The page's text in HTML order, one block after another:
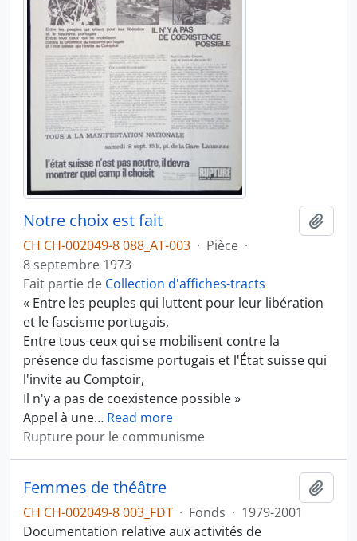
Notre choix est fait
CH CH-002049-8 088_AT-003 · Pièce ·
8 septembre 1973
Fait partie de Collection d'affiches-tracts
« Entre les peuples qui luttent pour leur libération
et le fascisme portugais,
Entre tous ceux qui se mobilisent contre la
présence du fascisme portugais et l'État suisse qui
l'invite au Comptoir,
Il n'y a pas de coexistence possible »
Appel à une… Read more
Rupture pour le communisme
Femmes de théâtre
CH CH-002049-8 003_FDT · Fonds · 1979-2001
Documentation relative aux activités de